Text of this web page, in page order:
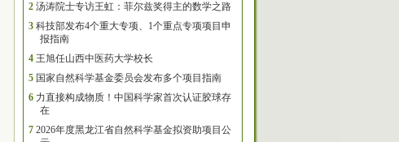
2 汤涛院士专访王虹：菲尔兹奖得主的数学之路
3 科技部发布4个重大专项、1个重点专项项目申
报指南
4 王旭任山西中医药大学校长
5 国家自然科学基金委员会发布多个项目指南
6 力直接构成物质！中国科学家首次认证胶球存
在
7 2026年度黑龙江省自然科学基金拟资助项目公